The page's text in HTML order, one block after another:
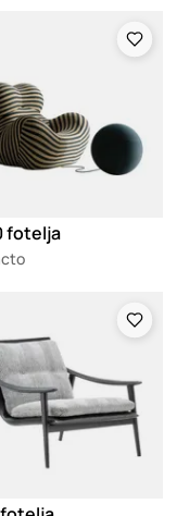
fotelja